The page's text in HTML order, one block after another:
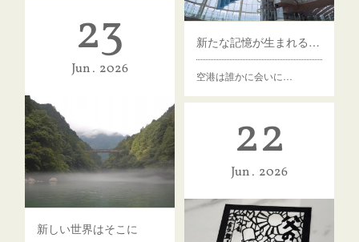
新たな記憶が生まれる始点
空港は誰かに会いに…
23
Jun 2026
新しい世界はそこに
22
Jun 2026